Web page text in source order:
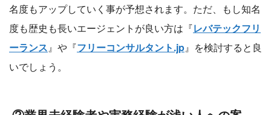
名度もアップしていく事が予想されます。ただ、もし知名
度も歴史も長いエージェントが良い方は『レバテックフリ
ーランス 』や『フリーコンサルタント.jp』を検討すると良
いでしょう。